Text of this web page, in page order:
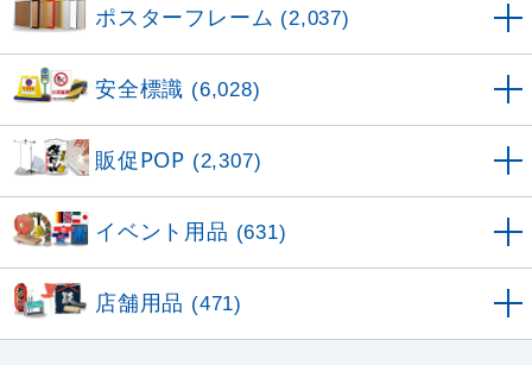
ポスターフレーム (2,037)
安全標識 (6,028)
販促POP (2,307)
イベント用品 (631)
店舗用品 (471)